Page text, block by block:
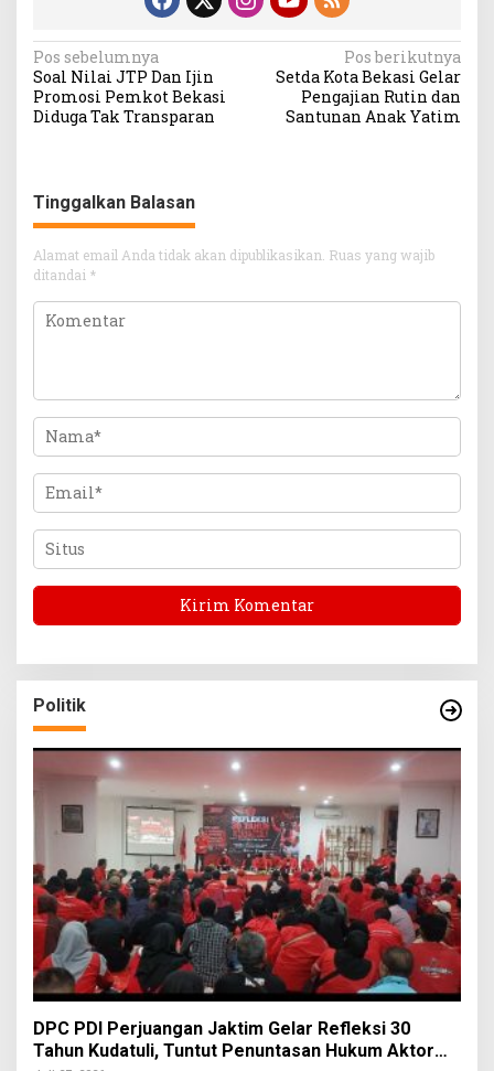
Navigasi
pos
Pos sebelumnya
Soal Nilai JTP Dan Ijin
Promosi Pemkot Bekasi
Diduga Tak Transparan
Pos berikutnya
Setda Kota Bekasi Gelar
Pengajian Rutin dan
Santunan Anak Yatim
Tinggalkan Balasan
Alamat email Anda tidak akan dipublikasikan. Ruas yang wajib
ditandai *
Politik
DPC PDI Perjuangan Jaktim Gelar Refleksi 30
Tahun Kudatuli, Tuntut Penuntasan Hukum Aktor